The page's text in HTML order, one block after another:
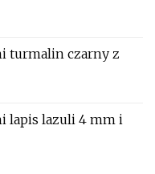
turmalin czarny z
lapis lazuli 4 mm i